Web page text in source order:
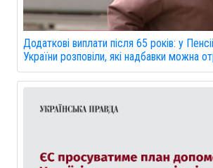
Додаткові виплати після 65 років: у
України розповіли, які надбавки можна